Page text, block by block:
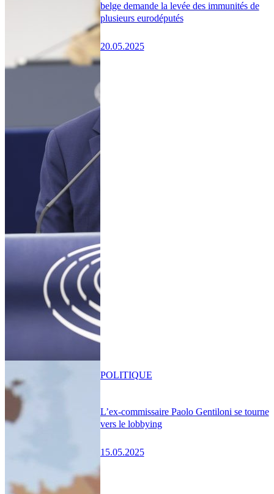
belge demande la levée des immunités de
plusieurs eurodéputés
20.05.2025
L’ex-commissaire Paolo Gentiloni se tourne
vers le lobbying
15.05.2025
POLITIQUE